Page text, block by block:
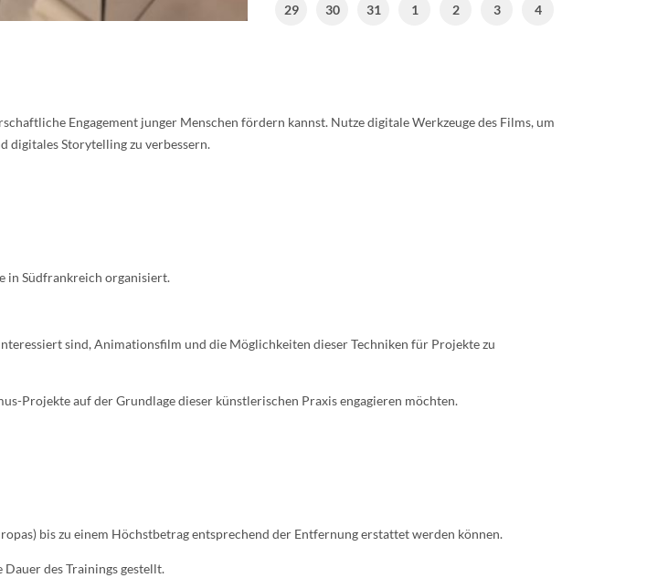
29 30 31 1 2 3 4
Engagement junger Menschen fördern kannst. Nutze digitale Werkzeuge des Films, um
digitales Storytelling zu verbessern.
in Südfrankreich organisiert.
sind, Animationsfilm und die Möglichkeiten dieser Techniken für Projekte zu
Projekte auf der Grundlage dieser künstlerischen Praxis engagieren möchten.
bis zu einem Höchstbetrag entsprechend der Entfernung erstattet werden können.
des Trainings gestellt.